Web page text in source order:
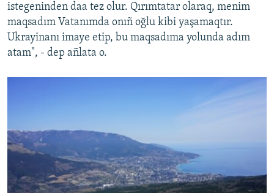
istegeninden daa tez olur. Qırımtatar olaraq, menim
maqsadım Vatanımda onıñ oğlu kibi yaşamaqtır.
Ukrayinanı imaye etip, bu maqsadıma yolunda adım
atam", - dep añlata o.